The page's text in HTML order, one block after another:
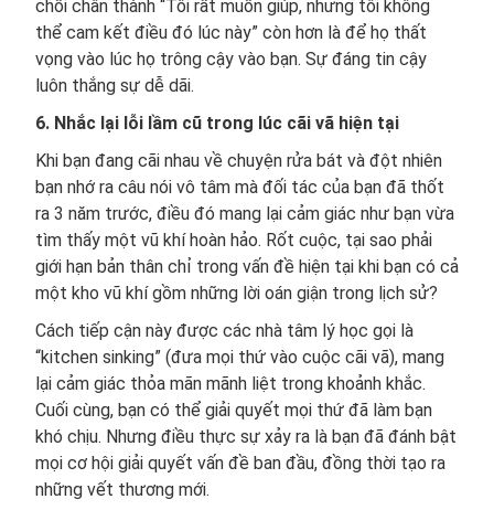
chối chân thành “Tôi rất muốn giúp, nhưng tôi không
thể cam kết điều đó lúc này” còn hơn là để họ thất
vọng vào lúc họ trông cậy vào bạn. Sự đáng tin cậy
luôn thắng sự dễ dãi.
6. Nhắc lại lỗi lầm cũ trong lúc cãi vã hiện tại
Khi bạn đang cãi nhau về chuyện rửa bát và đột nhiên
bạn nhớ ra câu nói vô tâm mà đối tác của bạn đã thốt
ra 3 năm trước, điều đó mang lại cảm giác như bạn vừa
tìm thấy một vũ khí hoàn hảo. Rốt cuộc, tại sao phải
giới hạn bản thân chỉ trong vấn đề hiện tại khi bạn có cả
một kho vũ khí gồm những lời oán giận trong lịch sử?
Cách tiếp cận này được các nhà tâm lý học gọi là
“kitchen sinking” (đưa mọi thứ vào cuộc cãi vã), mang
lại cảm giác thỏa mãn mãnh liệt trong khoảnh khắc.
Cuối cùng, bạn có thể giải quyết mọi thứ đã làm bạn
khó chịu. Nhưng điều thực sự xảy ra là bạn đã đánh bật
mọi cơ hội giải quyết vấn đề ban đầu, đồng thời tạo ra
những vết thương mới.